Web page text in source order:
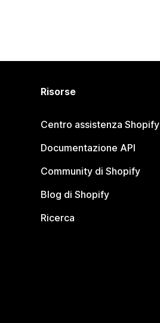
Risorse
Centro assistenza Shopify
Documentazione API
Community di Shopify
Blog di Shopify
Ricerca